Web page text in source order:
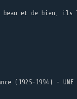
beau et de bien,
1994) - UNE